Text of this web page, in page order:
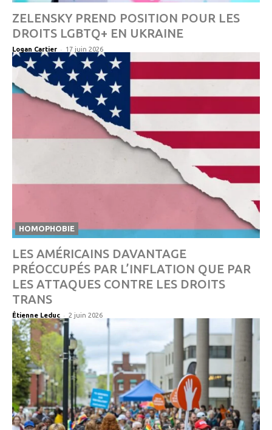
ZELENSKY PREND POSITION POUR LES
DROITS LGBTQ+ EN UKRAINE
Logan Cartier - 17 juin 2026
HOMOPHOBIE
LES AMÉRICAINS DAVANTAGE
PRÉOCCUPÉS PAR L’INFLATION QUE PAR
LES ATTAQUES CONTRE LES DROITS
TRANS
Étienne Leduc - 2 juin 2026